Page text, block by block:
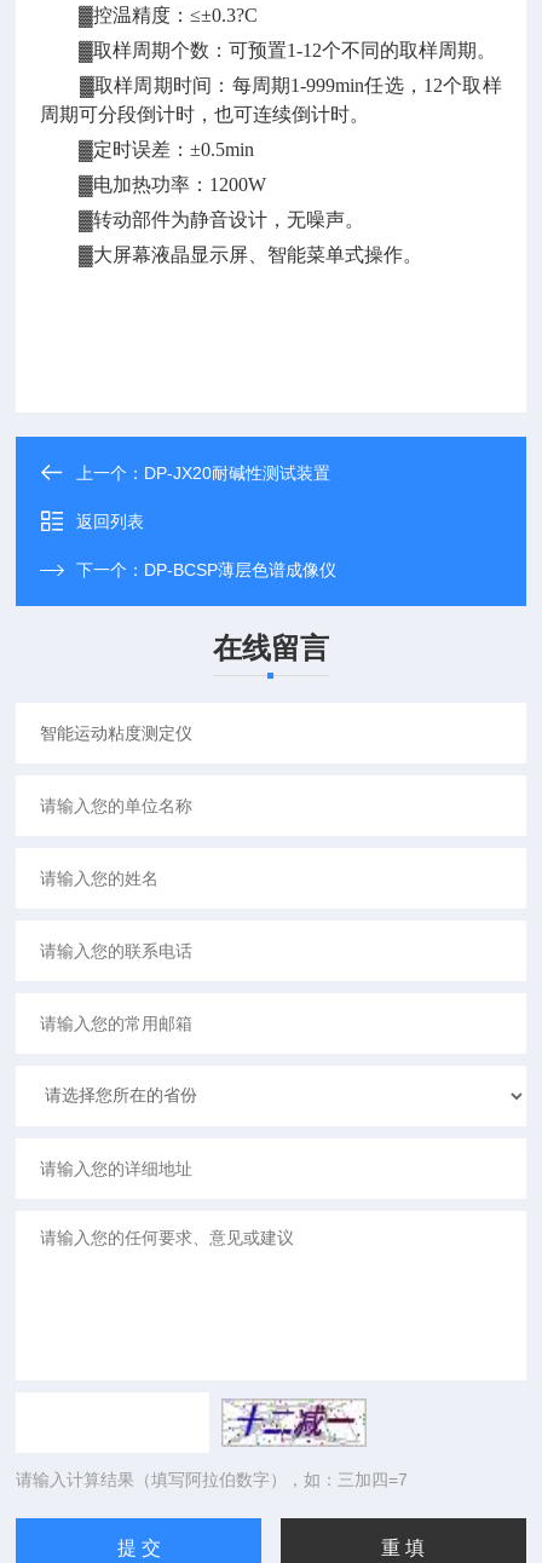
▓控温精度：≤±0.3?C
▓取样周期个数：可预置1-12个不同的取样周期。
▓取样周期时间：每周期1-999min任选，12个取样
周期可分段倒计时，也可连续倒计时。
▓定时误差：±0.5min
▓电加热功率：1200W
▓转动部件为静音设计，无噪声。
▓大屏幕液晶显示屏、智能菜单式操作。
上一个： DP-JX20耐碱性测试装置
返回列表
下一个： DP-BCSP薄层色谱成像仪
在线留言
请输入计算结果（填写阿拉伯数字），如：三加四=7